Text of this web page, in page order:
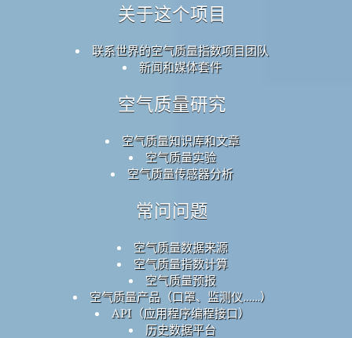
关于这个项目
联系世界的空气质量指数项目团队
新闻和媒体套件
空气质量研究
空气质量知识库和文章
空气质量实验
空气质量传感器分析
常问问题
空气质量数据来源
空气质量指数计算
空气质量预报
空气质量产品（口罩、监测仪……）
API（应用程序编程接口）
历史数据平台